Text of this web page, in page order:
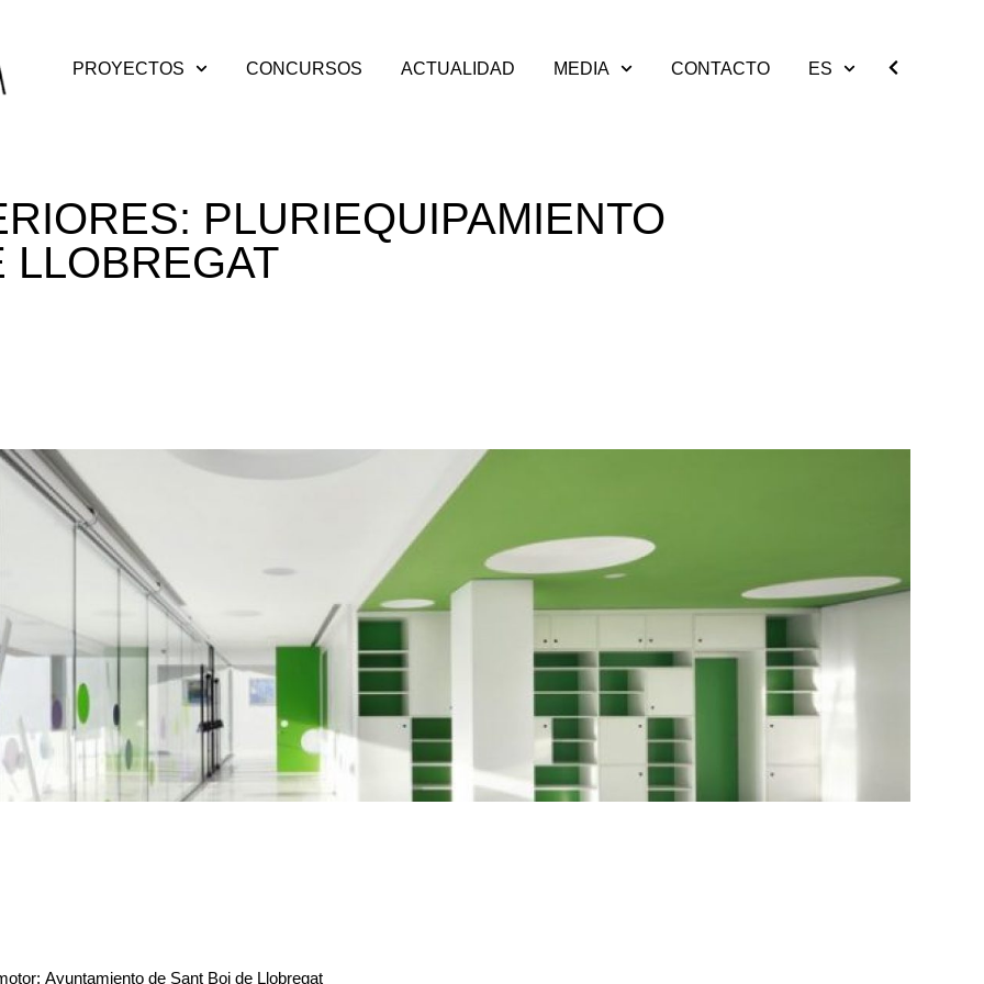
PROYECTOS CONCURSOS ACTUALIDAD MEDIA CONTACTO ES
PLURIEQUIPAMIENTO
LLOBREGAT
Ayuntamiento de Sant Boi de Llobregat